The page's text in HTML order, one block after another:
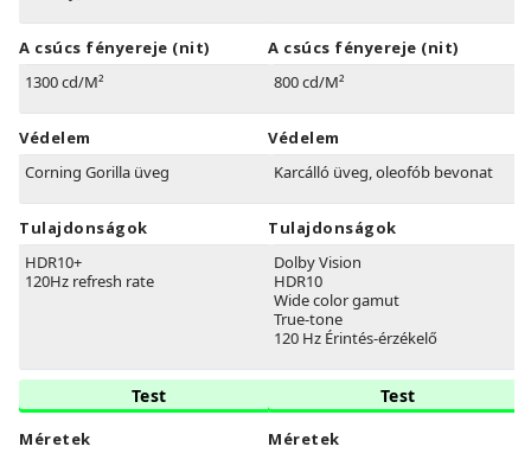
A csúcs fényereje (nit)
1300 cd/M²
Védelem
Corning Gorilla üveg
Tulajdonságok
HDR10+
120Hz refresh rate
Test
Méretek
A csúcs fényereje (nit)
800 cd/M²
Védelem
Karcálló üveg, oleofób bevonat
Tulajdonságok
Dolby Vision
HDR10
Wide color gamut
True-tone
120 Hz Érintés-érzékelő
Test
Méretek